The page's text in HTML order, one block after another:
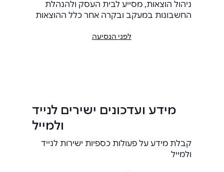
ניהול הוצאות, מסייע לבית העסק ולהנהלת
החשבונות במעקב ובקרה אחר כלל ההוצאות
לפני הנסיעה
מידע ועדכונים ישירים לנייד
ולמייל
קבלת מידע על פעולות כספיות ישירות לנייד
ולמייל